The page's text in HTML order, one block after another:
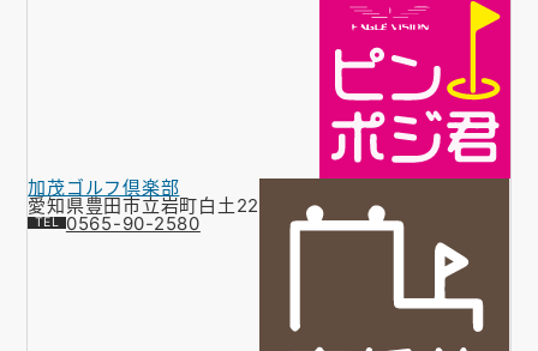
加茂ゴルフ倶楽部
愛知県豊田市立岩町白土22
0565-90-2580